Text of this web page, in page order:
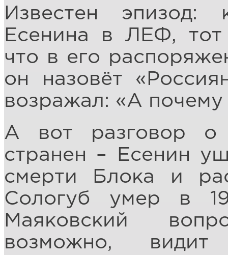
Известен эпизод:
Есенина в ЛЕФ, тот
что в его
он назовёт
возражал: «А почему
А вот разговор о
странен – Есенин
смерти Блока и
Сологуб умер в
Маяковский
возможно,